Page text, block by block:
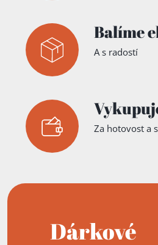
Balíme
A s radostí
Za hotovost a
Dárkové